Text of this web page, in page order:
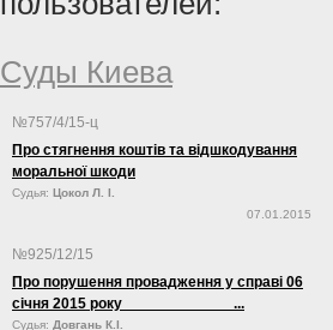
Суды Киева
№757/4/15-ц
Про стягнення коштів та відшкодування
моральної шкоди
Судья: Цокол Л. І.
07.01.2015
№925/12/15
Про порушення провадження у справі 06
січня 2015 року ...
Судья: Довгань К.І.